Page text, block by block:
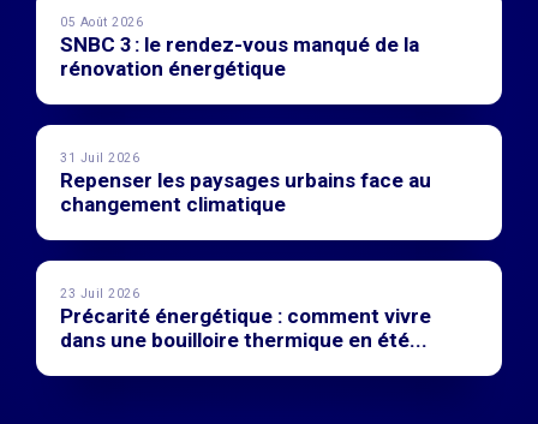
05 Août 2026
SNBC 3 : le rendez-vous manqué de la
rénovation énergétique
31 Juil 2026
Repenser les paysages urbains face au
changement climatique
23 Juil 2026
Précarité énergétique : comment vivre
dans une bouilloire thermique en été...